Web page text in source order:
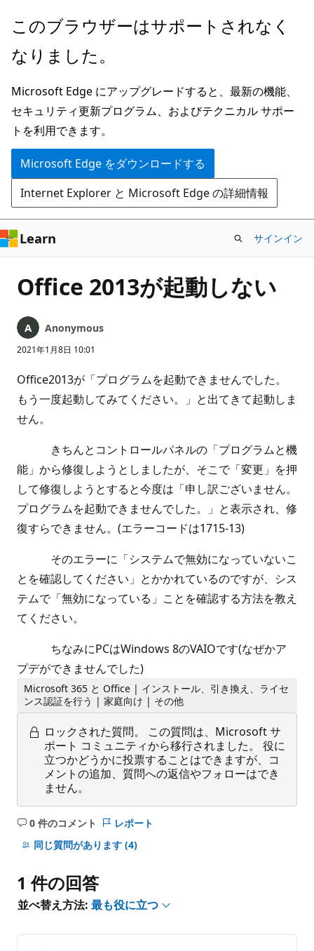
メ
ン
ン
テ
ン
ツ
に
ス
キ
ッ
プ
このブラウザーはサポートされなく
なりました。
Microsoft Edge にアップグレードすると、最新の機能、
セキュリティ更新プログラム、およびテクニカル サポー
トを利用できます。
Microsoft Edge をダウンロードする
Internet Explorer と Microsoft Edge の詳細情報
Learn サインイン
Office 2013が起動しない
Anonymous
2021年1月8日 10:01
Office2013が「プログラムを起動できませんでした。
もう一度起動してみてください。」と出てきて起動しま
せん。
きちんとコントロールパネルの「プログラムと機
能」から修復しようとしましたが、そこで「変更」を押
して修復しようとすると今度は「申し訳ございません。
プログラムを起動できませんでした。」と表示され、修
復すらできません。(エラーコードは1715-13)
そのエラーに「システムで無効になっていないこ
とを確認してください」とかかれているのですが、シス
テムで「無効になっている」ことを確認する方法を教え
てください。
ちなみにPCはWindows 8のVAIOです(なぜかア
プデができませんでした)
Microsoft 365 と Office | インストール、引き換え、ライセ
ンス認証を行う | 家庭向け | その他
ロックされた質問。
この質問は、Microsoft サ
ポート コミュニティから移行されました。 役に
立つかどうかに投票することはできますが、コ
メントの追加、質問への返信やフォローはでき
ません。
0 件のコメント
コ
メ
は
あ
ま
レポート
同じ質問があります (4)
1 件の回答
並べ替え方法: 最も役に立つ